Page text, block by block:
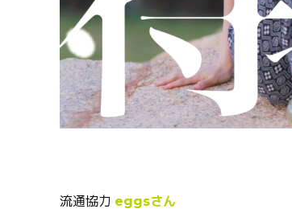
流通協力 eggsさん